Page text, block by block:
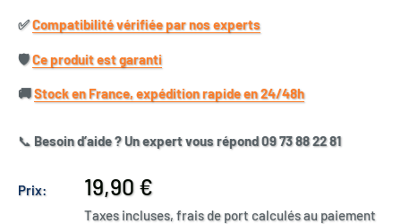
✅​Compatibilité vérifiée par nos experts
🛡️​Ce produit est garanti
🚚​Stock en France, expédition rapide en 24/48h
📞 Besoin d’aide ? Un expert vous répond 09 73 88 22 81
Prix:
Prix
réduit
19,90 €
Taxes incluses, frais de port calculés au paiement